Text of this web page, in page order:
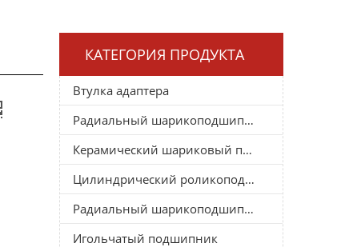
КАТЕГОРИЯ ПРОДУКТА
Втулка адаптера
Радиальный шарикоподшипник
Керамический шариковый подшипник
Цилиндрический роликоподшипник
Радиальный шарикоподшипник
Игольчатый подшипник